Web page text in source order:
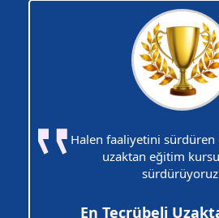
Halen faaliyetini sürdüren
uzaktan eğitim
En Tecrübeli